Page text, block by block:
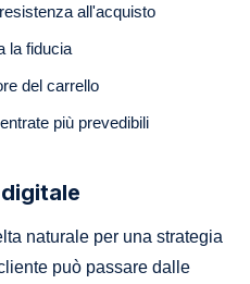
all'acquisto
la fiducia
del carrello
più prevedibili
naturale per una strategia
può passare dalle